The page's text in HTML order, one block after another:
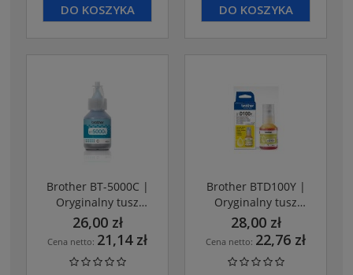
DO KOSZYKA DO KOSZYKA
Brother BT-5000C |
Oryginalny tusz
CYAN
26,00 zł
Cena netto: 21,14 zł
Brother BTD100Y |
Oryginalny tusz
Yellow
28,00 zł
Cena netto: 22,76 zł